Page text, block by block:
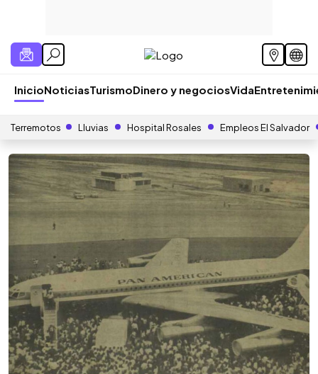
InicioNoticiasTurismoDinero y negociosVida
Terremotos Lluvias Hospital Rosales Empleos El Salvador